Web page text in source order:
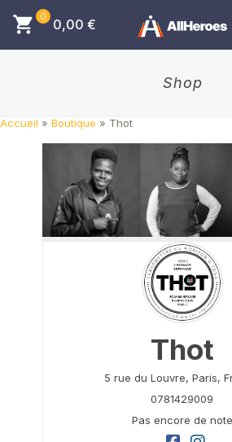
0 0,00 €
Shop
Accueil » Boutique » Thot
Thot
5 rue du Louvre, Paris,
0781429009
Pas encore de note